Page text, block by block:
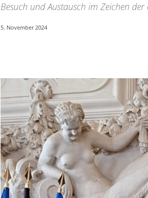
Besuch und Austausch im Zeichen
5. November 2024